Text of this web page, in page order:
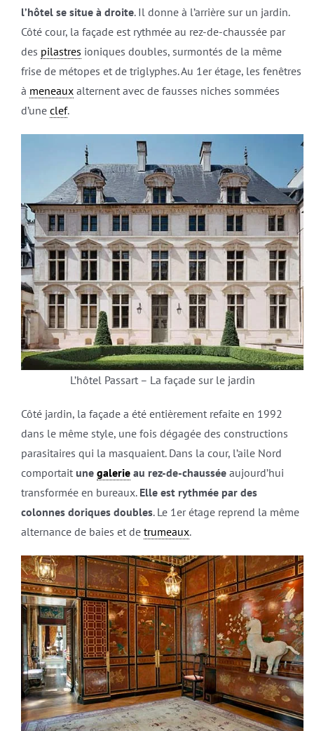
l’hôtel se situe à droite. Il donne à l’arrière sur un jardin.
Côté cour, la façade est rythmée au rez-de-chaussée par
des pilastres ioniques doubles, surmontés de la même
frise de métopes et de triglyphes. Au 1er étage, les fenêtres
à meneauxalternent avec de fausses niches sommées
d’une clef.
L’hôtel Passart – La façade sur le jardin
Côté jardin, la façade a été entièrement refaite en 1992
dans le même style, une fois dégagée des constructions
parasitaires qui la masquaient. Dans la cour, l’aile Nord
comportait une galerieau rez-de-chausséeaujourd’hui
transformée en bureaux. Elle est rythmée par des
colonnes doriques doubles. Le 1er étage reprend la même
alternance de baies et de trumeaux.